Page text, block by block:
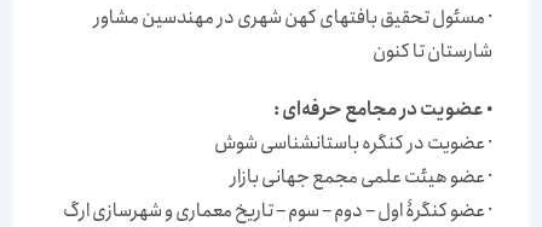
· مسئول تحقیق بافتهای كهن شهری در مهندسین مشاور
شارستان تا كنون
عضویت در مجامع حرفه‌ای:
· عضویت در كنگره باستانشناسی شوش
· عضو هیئت علمی مجمع جهانی بازار
· عضو كنگرۀ اول – دوم – سوم – تاریخ معماری و شهرسازی ارگ